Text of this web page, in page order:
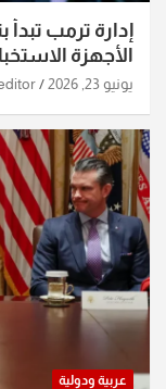
إدارة ترمب
الأجهزة
يونيو 23, 2026
عربية ودولية